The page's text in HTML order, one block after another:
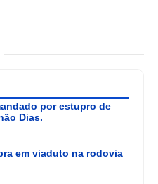
por estupro de
Dias.
em viaduto na rodovia